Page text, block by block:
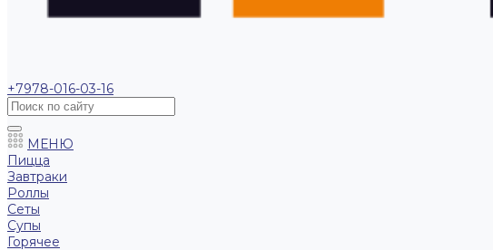
+7978-016-03-16
МЕНЮ
Пицца
Завтраки
Роллы
Сеты
Супы
Горячее